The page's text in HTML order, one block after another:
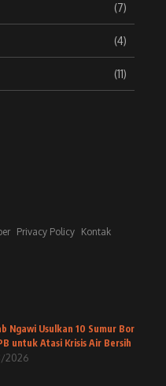
(7)
(4)
(11)
Privacy Policy Kontak
Ngawi Usulkan 10 Sumur Bor
untuk Atasi Krisis Air Bersih
2026